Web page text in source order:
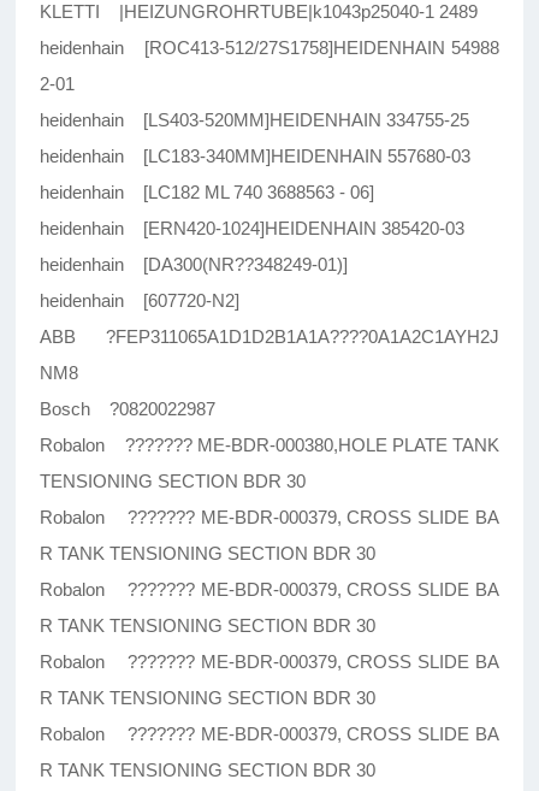
KLETTI |HEIZUNGROHRTUBE|k1043p25040-1 2489
heidenhain [ROC413-512/27S1758]HEIDENHAIN 54988
2-01
heidenhain [LS403-520MM]HEIDENHAIN 334755-25
heidenhain [LC183-340MM]HEIDENHAIN 557680-03
heidenhain [LC182 ML 740 3688563 - 06]
heidenhain [ERN420-1024]HEIDENHAIN 385420-03
heidenhain [DA300(NR??348249-01)]
heidenhain [607720-N2]
ABB ?FEP311065A1D1D2B1A1A????0A1A2C1AYH2J
NM8
Bosch ?0820022987
Robalon ??????? ME-BDR-000380,HOLE PLATE TANK
TENSIONING SECTION BDR 30
Robalon ??????? ME-BDR-000379, CROSS SLIDE BA
R TANK TENSIONING SECTION BDR 30
Robalon ??????? ME-BDR-000379, CROSS SLIDE BA
R TANK TENSIONING SECTION BDR 30
Robalon ??????? ME-BDR-000379, CROSS SLIDE BA
R TANK TENSIONING SECTION BDR 30
Robalon ??????? ME-BDR-000379, CROSS SLIDE BA
R TANK TENSIONING SECTION BDR 30